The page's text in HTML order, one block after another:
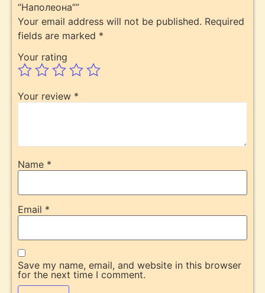
“Наполеона””
Your email address will not be published. Required
fields are marked *
Your rating
Your review *
Name *
Email *
Save my name, email, and website in this browser
for the next time I comment.